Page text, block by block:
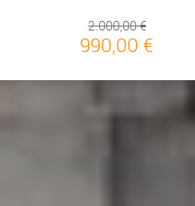
2.000,00 €
990,00 €